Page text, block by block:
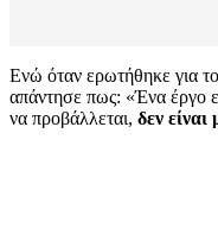
Ενώ όταν ερωτήθηκε για το
απάντησε πως: «Ένα έργο
να προβάλλεται, δεν